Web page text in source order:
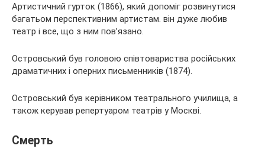
Артистичний гурток (1866), який допоміг розвинутися
багатьом перспективним артистам. він дуже любив
театр і все, що з ним пов’язано.
Островський був головою співтовариства російських
драматичних і оперних письменників (1874).
Островський був керівником театрального училища, а
також керував репертуаром театрів у Москві.
Смерть